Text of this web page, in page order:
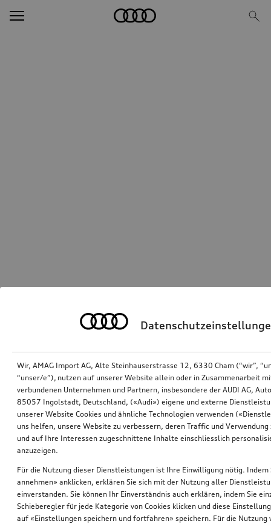
Wir, AMAG Import AG, Alte Steinhauserstrasse 12, 6330 Cham (“wir”,
“unser/e”), nutzen auf unserer Website allein oder in Zusammenarbeit
verbundenen Unternehmen und Partnern, insbesondere der AUDI AG,
85057 Ingolstadt, Deutschland, («Audi») eigene und externe
unserer Website Cookies und ähnliche Technologien verwenden
uns helfen, unsere Website zu verbessern, deren Traffic und Verwendung
und auf Ihre Interessen zugeschnittene Inhalte einschliesslich
anzuzeigen.
Für die Nutzung dieser Dienstleistungen ist Ihre Einwilligung nötig. Indem
annehmen» anklicken, erklären Sie sich mit der Nutzung aller
einverstanden. Sie können Ihr Einverständnis auch erklären, indem Sie
Schieberegler für jede Kategorie von Cookies klicken und diese
auf «Einstellungen speichern und fortfahren» speichern. Für die Nutzung